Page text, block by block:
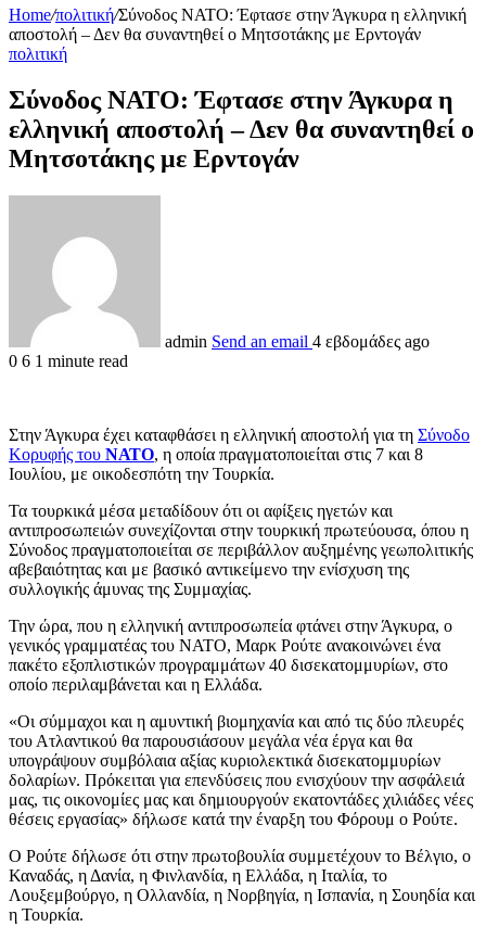
Home/πολιτική/Σύνοδος ΝΑΤΟ: Έφτασε στην Άγκυρα η ελληνική
αποστολή – Δεν θα συναντηθεί ο Μητσοτάκης με Ερντογάν
πολιτική
Σύνοδος ΝΑΤΟ: Έφτασε στην Άγκυρα η
ελληνική αποστολή – Δεν θα συναντηθεί ο
Μητσοτάκης με Ερντογάν
admin Send an email 4 εβδομάδες ago
0 6 1 minute read
Στην Άγκυρα έχει καταφθάσει η ελληνική αποστολή για τη Σύνοδο
Κορυφής του ΝΑΤΟ, η οποία πραγματοποιείται στις 7 και 8
Ιουλίου, με οικοδεσπότη την Τουρκία.
Τα τουρκικά μέσα μεταδίδουν ότι οι αφίξεις ηγετών και
αντιπροσωπειών συνεχίζονται στην τουρκική πρωτεύουσα, όπου η
Σύνοδος πραγματοποιείται σε περιβάλλον αυξημένης γεωπολιτικής
αβεβαιότητας και με βασικό αντικείμενο την ενίσχυση της
συλλογικής άμυνας της Συμμαχίας.
Την ώρα, που η ελληνική αντιπροσωπεία φτάνει στην Άγκυρα, ο
γενικός γραμματέας του ΝΑΤΟ, Μαρκ Ρούτε ανακοινώνει ένα
πακέτο εξοπλιστικών προγραμμάτων 40 δισεκατομμυρίων, στο
οποίο περιλαμβάνεται και η Ελλάδα.
«Οι σύμμαχοι και η αμυντική βιομηχανία και από τις δύο πλευρές
του Ατλαντικού θα παρουσιάσουν μεγάλα νέα έργα και θα
υπογράψουν συμβόλαια αξίας κυριολεκτικά δισεκατομμυρίων
δολαρίων. Πρόκειται για επενδύσεις που ενισχύουν την ασφάλειά
μας, τις οικονομίες μας και δημιουργούν εκατοντάδες χιλιάδες νέες
θέσεις εργασίας» δήλωσε κατά την έναρξη του Φόρουμ ο Ρούτε.
Ο Ρούτε δήλωσε ότι στην πρωτοβουλία συμμετέχουν το Βέλγιο, ο
Καναδάς, η Δανία, η Φινλανδία, η Ελλάδα, η Ιταλία, το
Λουξεμβούργο, η Ολλανδία, η Νορβηγία, η Ισπανία, η Σουηδία και
η Τουρκία.